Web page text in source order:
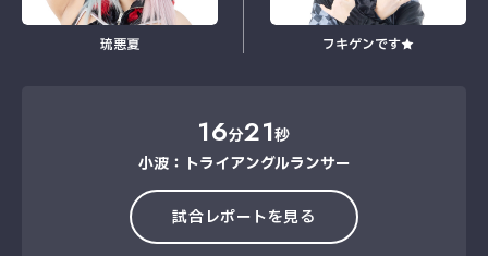
琉悪夏 フキゲンです★
16分21秒
小波：トライアングルランサー
試合レポートを見る